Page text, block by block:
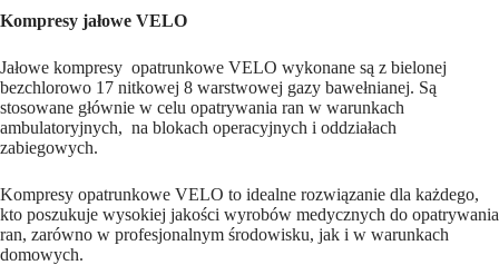
2
sztuki
Kompresy jałowe VELO
Jałowe kompresy opatrunkowe VELO wykonane są z bielonej
bezchlorowo 17 nitkowej 8 warstwowej gazy bawełnianej. Są
stosowane głównie w celu opatrywania ran w warunkach
ambulatoryjnych, na blokach operacyjnych i oddziałach
zabiegowych.
Kompresy opatrunkowe VELO to idealne rozwiązanie dla każdego,
kto poszukuje wysokiej jakości wyrobów medycznych do opatrywania
ran, zarówno w profesjonalnym środowisku, jak i w warunkach
domowych.